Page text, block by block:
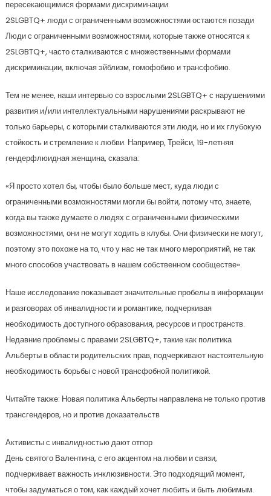
пересекающимися формами дискриминации.
2SLGBTQ+ люди с ограниченными возможностями остаются позади
Люди с ограниченными возможностями, которые также относятся к
2SLGBTQ+, часто сталкиваются с множественными формами
дискриминации, включая эйблизм, гомофобию и трансфобию.
Тем не менее, наши интервью со взрослыми 2SLGBTQ+ с нарушениями
развития и/или интеллектуальными нарушениями раскрывают не
только барьеры, с которыми сталкиваются эти люди, но и их глубокую
стойкость и стремление к любви. Например, Трейси, 19-летняя
гендерфлюидная женщина, сказала:
«Я просто хотел бы, чтобы было больше мест, куда люди с
ограниченными возможностями могли бы войти, потому что, знаете,
когда вы также думаете о людях с ограниченными физическими
возможностями, они не могут ходить в клубы. Они физически не могут,
поэтому это похоже на то, что у нас не так много мероприятий, не так
много способов участвовать в нашем собственном сообществе».
Наше исследование показывает значительные пробелы в информации
и разговорах об инвалидности и романтике, подчеркивая
необходимость доступного образования, ресурсов и пространств.
Недавние проблемы с правами 2SLGBTQ+, такие как политика
Альберты в области родительских прав, подчеркивают настоятельную
необходимость борьбы с новой трансфобной политикой.
Читайте также: Новая политика Альберты направлена не только против
трансгендеров, но и против доказательств
Активисты с инвалидностью дают отпор
День святого Валентина, с его акцентом на любви и связи,
подчеркивает важность инклюзивности. Это подходящий момент,
чтобы задуматься о том, как каждый хочет любить и быть любимым.